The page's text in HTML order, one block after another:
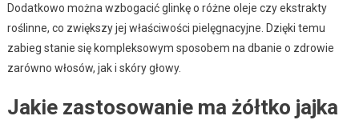
Dodatkowo można wzbogacić glinkę o różne oleje czy ekstrakty
roślinne, co zwiększy jej właściwości pielęgnacyjne. Dzięki temu
zabieg stanie się kompleksowym sposobem na dbanie o zdrowie
zarówno włosów, jak i skóry głowy.
Jakie zastosowanie ma żółtko jajka